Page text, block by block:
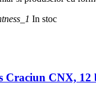
In stoc
Craciun CNX, 12